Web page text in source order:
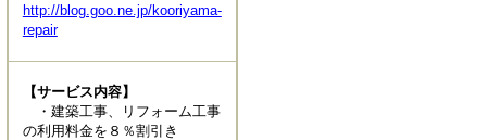
http://blog.goo.ne.jp/kooriyama-
repair
【サービス内容】
・建築工事、リフォーム工事
の利用料金を８％割引き